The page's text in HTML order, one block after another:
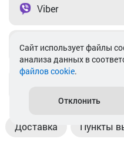
Viber
Telegram
Доставка Пункты
Cайт использует файлы
анализа данных в
файлов cookie.
Отклонить